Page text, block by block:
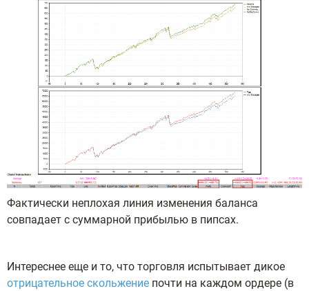
Фактически неплохая линия изменения баланса
совпадает с суммарной прибылью в пипсах.
Интереснее еще и то, что торговля испытывает дикое
отрицательное скольжение почти на каждом ордере (в